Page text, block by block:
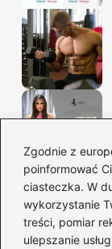
Zgodnie z
poinformować
ciasteczka. W
wykorzystanie
treści, pomiar
ulepszanie